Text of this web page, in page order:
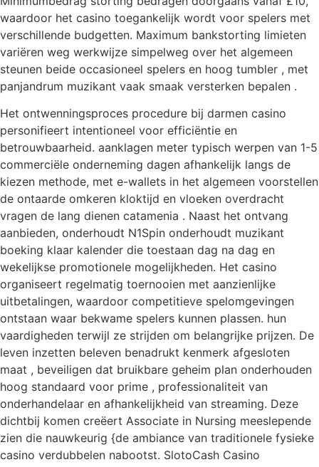
waardoor het casino toegankelijk wordt voor spelers met
verschillende budgetten. Maximum bankstorting limieten
variëren weg werkwijze simpelweg over het algemeen
steunen beide occasioneel spelers en hoog tumbler , met
panjandrum muzikant vaak smaak versterken bepalen .
Het ontwenningsproces procedure bij darmen casino
personifieert intentioneel voor efficiëntie en
betrouwbaarheid. aanklagen meter typisch werpen van 1-5
commerciële onderneming dagen afhankelijk langs de
kiezen methode, met e-wallets in het algemeen voorstellen
de ontaarde omkeren kloktijd en vloeken overdracht
vragen de lang dienen catamenia . Naast het ontvang
aanbieden, onderhoudt N1Spin onderhoudt muzikant
boeking klaar kalender die toestaan dag na dag en
wekelijkse promotionele mogelijkheden. Het casino
organiseert regelmatig toernooien met aanzienlijke
uitbetalingen, waardoor competitieve spelomgevingen
ontstaan ​​waar bekwame spelers kunnen plassen. hun
vaardigheden terwijl ze strijden om belangrijke prijzen. De
leven inzetten beleven benadrukt kenmerk afgesloten
maat , beveiligen dat bruikbare geheim plan onderhouden
hoog standaard voor prime , professionaliteit van
onderhandelaar en afhankelijkheid van streaming. Deze
dichtbij komen creëert Associate in Nursing meeslepende
zien die nauwkeurig {de ambiance van traditionele fysieke
casino verdubbelen nabootst. SlotoCash Casino